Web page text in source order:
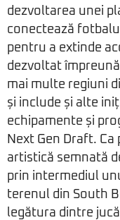
dezvoltarea unei
conectează
pentru a extinde
dezvoltat împreună
mai multe regiuni
și include și alte
echipamente și
Next Gen Draft.
artistică semnată
prin intermediul
terenul din South
legătura dintre